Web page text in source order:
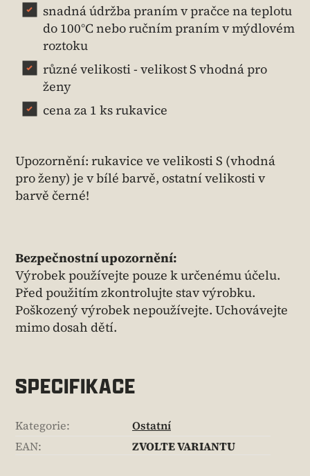
snadná údržba praním v pračce na teplotu
do 100°C nebo ručním praním v mýdlovém
roztoku
různé velikosti - velikost S vhodná pro
ženy
cena za 1 ks rukavice
Upozornění: rukavice ve velikosti S (vhodná
pro ženy) je v bílé barvě, ostatní velikosti v
barvě černé!
Bezpečnostní upozornění:
Výrobek používejte pouze k určenému účelu.
Před použitím zkontrolujte stav výrobku.
Poškozený výrobek nepoužívejte. Uchovávejte
mimo dosah dětí.
SPECIFIKACE
Kategorie:
Ostatní
EAN: ZVOLTE VARIANTU